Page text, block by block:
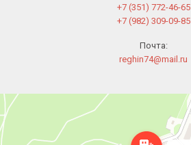
+7 (351) 772-46-65
+7 (982) 309-09-85
Почта:
reghin74@mail.ru
Челябинск
Переулок Лермонтова, 1 — Яндекс Карты